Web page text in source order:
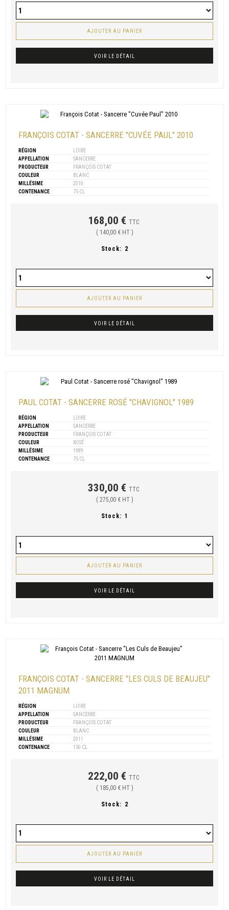
AJOUTER AU PANIER
VOIR LE DÉTAIL
FRANÇOIS COTAT - SANCERRE "CUVÉE PAUL" 2010
RÉGION
LOIRE
APPELLATION
SANCERRE
PRODUCTEUR
FRANÇOIS COTAT
COULEUR
BLANC
MILLÉSIME
2010
CONTENANCE
75 CL
168,00 € TTC
( 140,00 € HT )
Stock: 2
AJOUTER AU PANIER
VOIR LE DÉTAIL
PAUL COTAT - SANCERRE ROSÉ "CHAVIGNOL" 1989
RÉGION
LOIRE
APPELLATION
SANCERRE
PRODUCTEUR
FRANÇOIS COTAT
COULEUR
ROSÉ
MILLÉSIME
1989
CONTENANCE
75 CL
330,00 € TTC
( 275,00 € HT )
Stock: 1
AJOUTER AU PANIER
VOIR LE DÉTAIL
FRANÇOIS COTAT - SANCERRE "LES CULS DE BEAUJEU"
2011 MAGNUM
RÉGION
LOIRE
APPELLATION
SANCERRE
PRODUCTEUR
FRANÇOIS COTAT
COULEUR
BLANC
MILLÉSIME
2011
CONTENANCE
150 CL
222,00 € TTC
( 185,00 € HT )
Stock: 2
AJOUTER AU PANIER
VOIR LE DÉTAIL